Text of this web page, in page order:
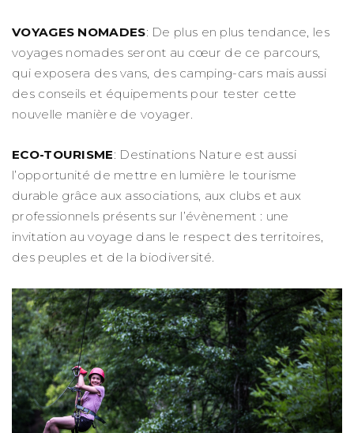
VOYAGES NOMADES: De plus en plus tendance, les
voyages nomades seront au cœur de ce parcours,
qui exposera des vans, des camping-cars mais aussi
des conseils et équipements pour tester cette
nouvelle manière de voyager.
ECO-TOURISME: Destinations Nature est aussi
l’opportunité de mettre en lumière le tourisme
durable grâce aux associations, aux clubs et aux
professionnels présents sur l’évènement : une
invitation au voyage dans le respect des territoires,
des peuples et de la biodiversité.